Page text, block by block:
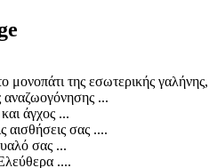
μονοπάτι της εσωτερικής γαλήνης,
...
άγχος ...
σας ....
σας ...
....